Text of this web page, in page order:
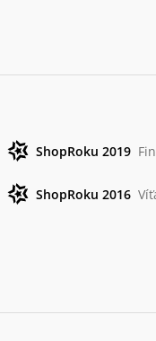
ShopRoku 2019
ShopRoku 2016